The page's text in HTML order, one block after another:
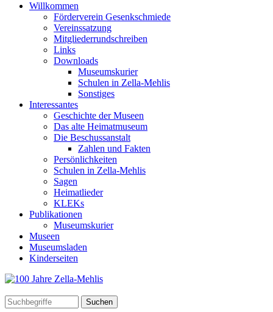
Willkommen
Förderverein Gesenkschmiede
Vereinssatzung
Mitgliederrundschreiben
Links
Downloads
Museumskurier
Schulen in Zella-Mehlis
Sonstiges
Interessantes
Geschichte der Museen
Das alte Heimatmuseum
Die Beschussanstalt
Zahlen und Fakten
Persönlichkeiten
Schulen in Zella-Mehlis
Sagen
Heimatlieder
KLEKs
Publikationen
Museumskurier
Museen
Museumsladen
Kinderseiten